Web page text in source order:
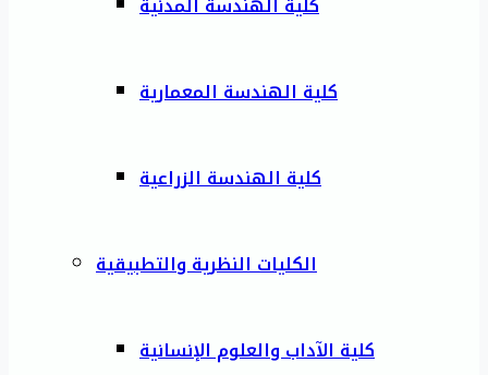
كلية الهندسة المعمارية
كلية الهندسة الزراعية
الكليات النظرية والتطبيقية
كلية الآداب والعلوم الإنسانية